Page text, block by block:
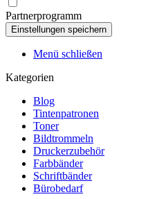
Partnerprogramm
Menü schließen
Kategorien
Blog
Tintenpatronen
Toner
Bildtrommeln
Druckerzubehör
Farbbänder
Schriftbänder
Bürobedarf